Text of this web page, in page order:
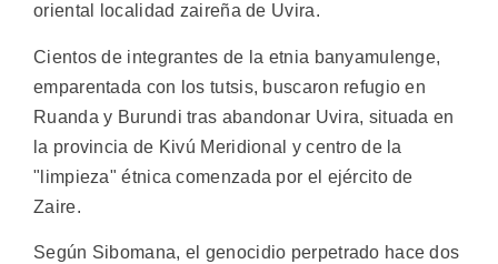
oriental localidad zaireña de Uvira.
Cientos de integrantes de la etnia banyamulenge,
emparentada con los tutsis, buscaron refugio en
Ruanda y Burundi tras abandonar Uvira, situada en
la provincia de Kivú Meridional y centro de la
"limpieza" étnica comenzada por el ejército de
Zaire.
Según Sibomana, el genocidio perpetrado hace dos